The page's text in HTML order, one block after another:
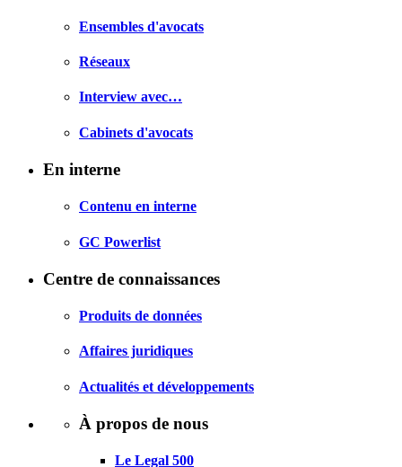
Ensembles d'avocats
Réseaux
Interview avec…
Cabinets d'avocats
En interne
Contenu en interne
GC Powerlist
Centre de connaissances
Produits de données
Affaires juridiques
Actualités et développements
À propos de nous
Le Legal 500